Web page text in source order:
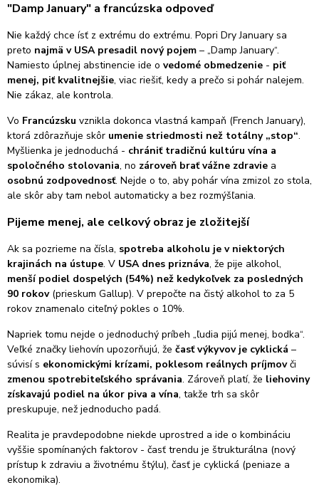
"Damp January" a francúzska odpoveď
Nie každý chce ísť z extrému do extrému. Popri Dry January sa
preto najmä v USA presadil nový pojem – „Damp January“.
Namiesto úplnej abstinencie ide o vedomé obmedzenie - piť
menej, piť kvalitnejšie, viac riešiť, kedy a prečo si pohár nalejem.
Nie zákaz, ale kontrola.
Vo Francúzsku vznikla dokonca vlastná kampaň (French January),
ktorá zdôrazňuje skôr umenie striedmosti než totálny „stop“.
Myšlienka je jednoduchá - chrániť tradičnú kultúru vína a
spoločného stolovania, no zároveň brať vážne zdravie a
osobnú zodpovednosť. Nejde o to, aby pohár vína zmizol zo stola,
ale skôr aby tam nebol automaticky a bez rozmýšľania.
Pijeme menej, ale celkový obraz je zložitejší
Ak sa pozrieme na čísla, spotreba alkoholu je v niektorých
krajinách na ústupe. V USA dnes priznáva, že pije alkohol,
menší podiel dospelých (54%) než kedykoľvek za posledných
90 rokov (prieskum Gallup). V prepočte na čistý alkohol to za 5
rokov znamenalo citeľný pokles o 10%.
Napriek tomu nejde o jednoduchý príbeh „ľudia pijú menej, bodka“.
Veľké značky liehovín upozorňujú, že časť výkyvov je cyklická –
súvisí s ekonomickými krízami, poklesom reálnych príjmovči
zmenou spotrebiteľského správania. Zároveň platí, že liehoviny
získavajú podiel na úkor piva a vína, takže trh sa skôr
preskupuje, než jednoducho padá.
Realita je pravdepodobne niekde uprostred a ide o kombináciu
vyššie spomínaných faktorov - časť trendu je štrukturálna (nový
prístup k zdraviu a životnému štýlu), časť je cyklická (peniaze a
ekonomika).